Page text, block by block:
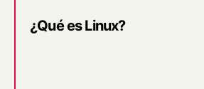
¿Qué es Linux?